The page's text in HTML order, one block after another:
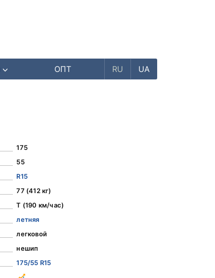
ОПТ RU UA
175
55
R15
77 (412 кг)
T (190 км/час)
летняя
легковой
нешип
175/55 R15